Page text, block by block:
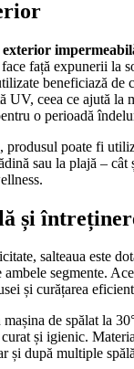
exterior
față expunerii la
beneficiază de
UV, ceea ce ajută la
o perioadă
produsul poate fi
sau la plajă –
și
salteaua este
segmente.
și curățarea
de spălat la
și igienic.
și după multiple